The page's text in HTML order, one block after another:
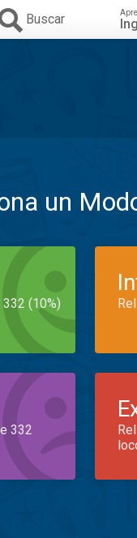
Buscar
un
(10%)
332